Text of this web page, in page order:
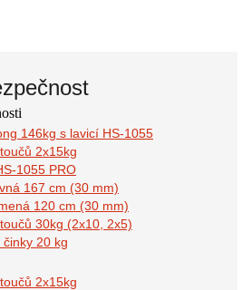
146kg s lavicí HS-1055
2x15kg
1055 PRO
167 cm (30 mm)
120 cm (30 mm)
30kg (2x10, 2x5)
20 kg
2x15kg